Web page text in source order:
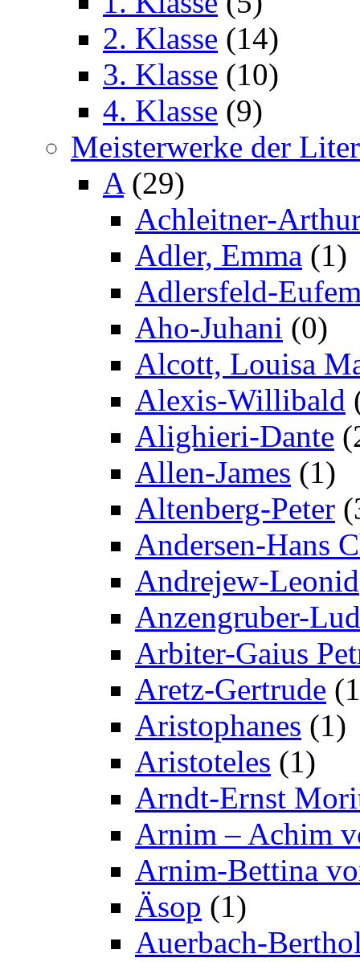
2. Klasse (14)
3. Klasse (10)
4. Klasse (9)
Meisterwerke der
A (29)
Achleitner-
Adler, Emma (1)
Adlersfeld-
Aho-Juhani (0)
Alcott, Louisa
Alexis-Willibald
Alighieri-Dante
Allen-James (1)
Altenberg-Peter
Andersen-Hans
Andrejew-Leonid
Anzengruber-
Arbiter-Gaius
Aretz-Gertrude
Aristophanes (1)
Aristoteles (1)
Arndt-Ernst
Arnim – Achim
Arnim-Bettina
Äsop (1)
Auerbach-